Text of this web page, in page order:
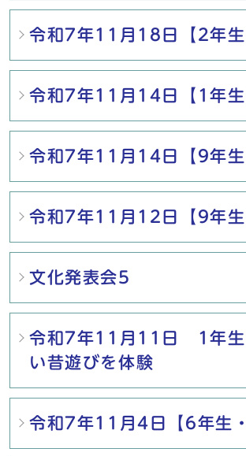
令和7年11月18日【2年生
令和7年11月14日【1年生
令和7年11月14日【9年生
令和7年11月12日【9年生
文化発表会5
令和7年11月11日 1年生
い昔遊びを体験
令和7年11月4日【6年生